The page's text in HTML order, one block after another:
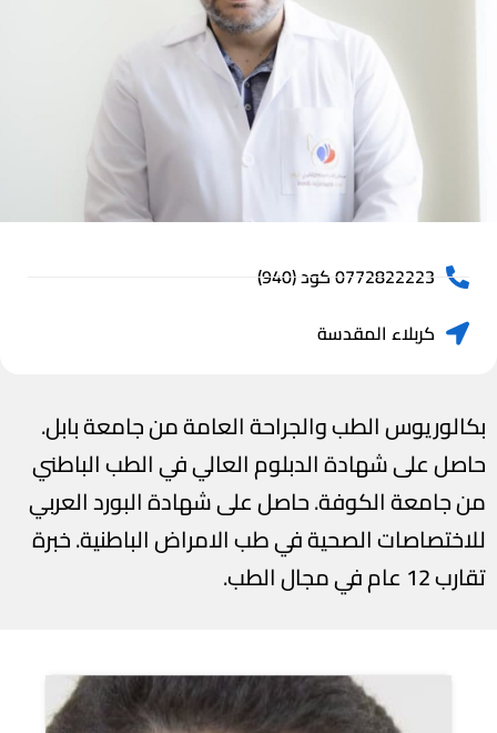
0772822223 كود (940)
كربلاء المقدسة
بكالوريوس الطب والجراحة العامة من جامعة بابل.
حاصل على شهادة الدبلوم العالي في الطب الباطني
من جامعة الكوفة. حاصل على شهادة البورد العربي
للاختصاصات الصحية في طب الامراض الباطنية. خبرة
تقارب 12 عام في مجال الطب.